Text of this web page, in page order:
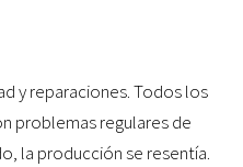
y reparaciones. Todos los
problemas regulares de
la producción se resentía.